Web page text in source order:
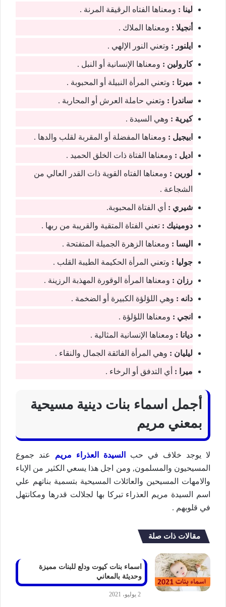
لینا : ومعناھا الفتاه الرقیقة المرنة .
أنجیلا : ومعناھا الملاك .
ايلنور : وتعني النور الإلھي .
كارولین : ومعناھا الإنسانیة أو النبل .
میرتا : وتعني المرأة النبیلة أو المحبوبة .
ساندرا : وتعني حاملة العرش أو المحاربة .
كیرية : وهي السیدة .
ابیجیل : ومعناھا المفضلة أو المقربة لقلب والدھا .
اديل : ومعناھا الفتاة ذات الخلق الحمید .
لورين : ومعناھا الفتاه القوية ذات القدر العالي من
الشجاعة .
شیري : أي الفتاة المحبوبة.
دومینیك : تعني الفتاة المتقیة والقريبة من ربھا .
الیسا : ومعناھا الزھرة الجمیلة المتفتحة .
جولیا : وتعني المرأة الحكیمة الطیبة القلب .
رزان : ومعناھا المرأة الوقورة المھذبة الرزينة .
دانه : وھي اللؤلؤة الكبیرة أو الضخمة .
انجي : ومعناھا اللؤلؤة .
ديانا : ومعناھا الإنسانیة المثالیة .
لیلیان : وھي المرأة الفائقة الجمال والنقاء .
میرا : أي التدفق أو الرخاء .
أجمل اسماء بنات دينية مسیحیة
بمعني مريم
لا يوجد خلاف في حب السيدة العذراء مريم عند جموع
المسيحيون والمسلمون, ومن اجل هذا يسعي الكثير من الإباء
والامهات المسيحين والعائلات المسيحية بتسمية بناتهم علي
اسم السيدة مريم العذراء تبركا بها لجلالت قدرها ومكانتهل
في قلوبهم .
مقالات ذات صلة
اسماء بنات كيوت ودلع للبنات مميزة
وحديثة بالمعاني
2 يوليو، 2021